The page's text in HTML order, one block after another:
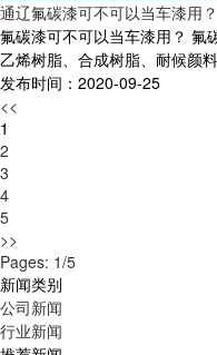
通辽氟碳漆可不可以当车漆用？
氟碳漆可不可以当车漆用？ 氟
乙烯树脂、合成树脂、耐候颜
发布时间：2020-09-25
<<
1
2
3
4
5
>>
Pages: 1/5
新闻类别
公司新闻
行业新闻